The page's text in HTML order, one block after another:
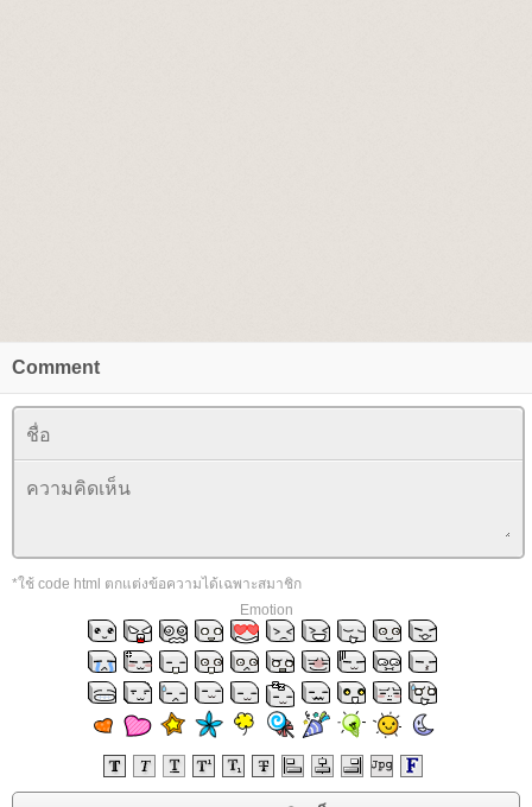
Comment
*ใช้ code html ตกแต่งข้อความได้เฉพาะสมาชิก
Emotion